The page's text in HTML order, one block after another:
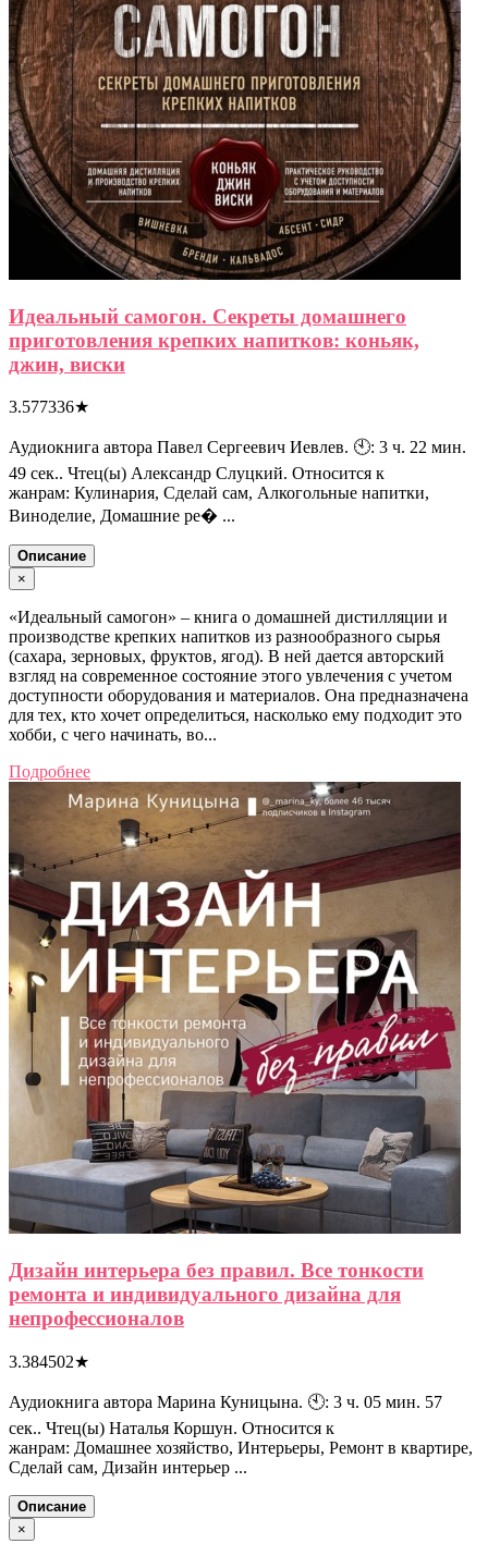
Идеальный самогон. Секреты домашнего
приготовления крепких напитков: коньяк,
джин, виски
3.577336★
Аудиокнига автора Павел Сергеевич Иевлев. 🕙: 3 ч. 22 мин.
49 сек.. Чтец(ы) Александр Слуцкий. Относится к
жанрам: Кулинария, Сделай сам, Алкогольные напитки,
Виноделие, Домашние ре� ...
Описание
×
«Идеальный самогон» – книга о домашней дистилляции и
производстве крепких напитков из разнообразного сырья
(сахара, зерновых, фруктов, ягод). В ней дается авторский
взгляд на современное состояние этого увлечения с учетом
доступности оборудования и материалов. Она предназначена
для тех, кто хочет определиться, насколько ему подходит это
хобби, с чего начинать, во...
Подробнее
Дизайн интерьера без правил. Все тонкости
ремонта и индивидуального дизайна для
непрофессионалов
3.384502★
Аудиокнига автора Марина Куницына. 🕙: 3 ч. 05 мин. 57
сек.. Чтец(ы) Наталья Коршун. Относится к
жанрам: Домашнее хозяйство, Интерьеры, Ремонт в квартире,
Сделай сам, Дизайн интерьер ...
Описание
×